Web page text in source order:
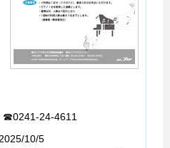
24-4611
10/5